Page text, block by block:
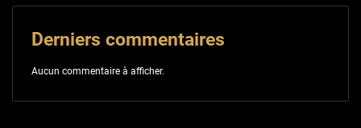
Derniers commentaires
Aucun commentaire à afficher.